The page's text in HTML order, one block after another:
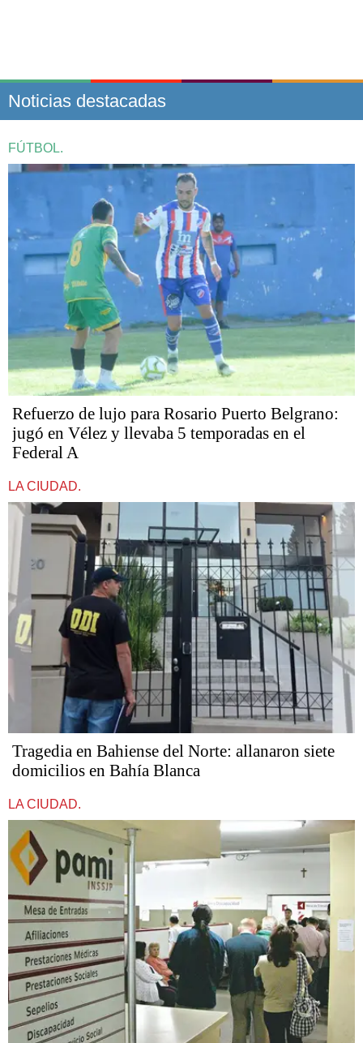
Noticias destacadas
FÚTBOL.
Refuerzo de lujo para Rosario Puerto Belgrano:
jugó en Vélez y llevaba 5 temporadas en el
Federal A
LA CIUDAD.
Tragedia en Bahiense del Norte: allanaron siete
domicilios en Bahía Blanca
LA CIUDAD.